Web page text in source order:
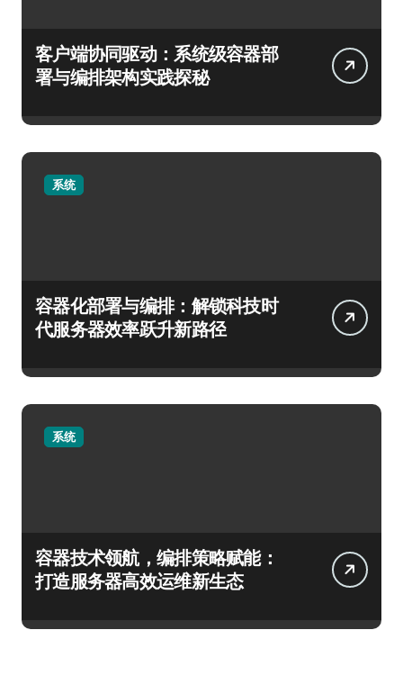
客户端协同驱动：系统级容器部
署与编排架构实践探秘
系统
容器化部署与编排：解锁科技时
代服务器效率跃升新路径
系统
容器技术领航，编排策略赋能：
打造服务器高效运维新生态